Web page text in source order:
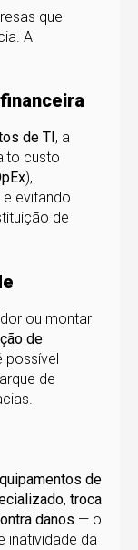
que
A
de TI , a
custo
),
e evitando
de
ou montar
de
possível
de
de
, troca
danos — o
inatividade da